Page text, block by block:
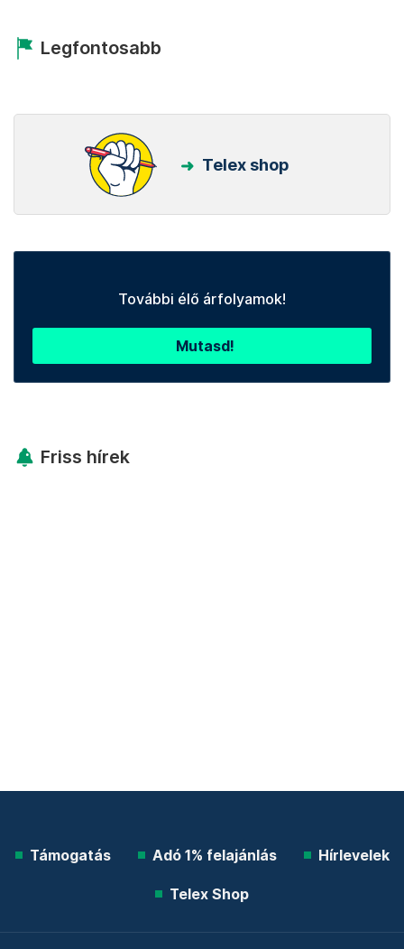
Legfontosabb
Telex shop
További élő árfolyamok!
Mutasd!
Friss hírek
Támogatás Adó 1% felajánlás Hírlevelek
Telex Shop